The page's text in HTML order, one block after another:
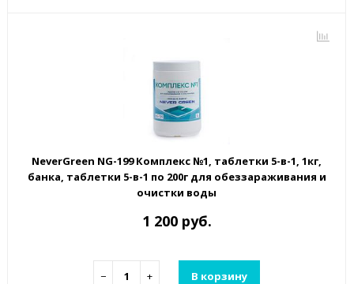
NeverGreen NG-199 Комплекс №1, таблетки 5-в-1, 1кг,
банка, таблетки 5-в-1 по 200г для обеззараживания и
очистки воды
1 200 руб.
− + В корзину